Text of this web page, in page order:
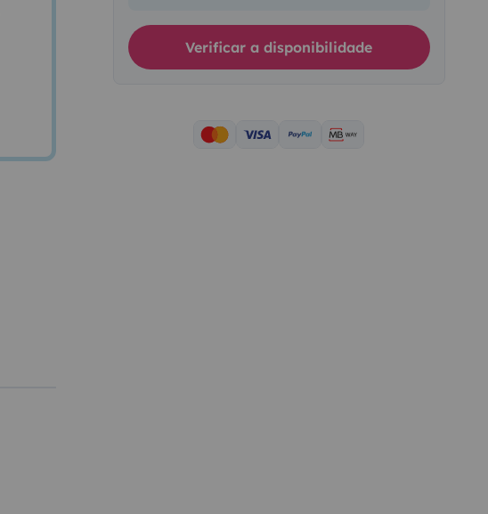
Verificar a disponibilidade